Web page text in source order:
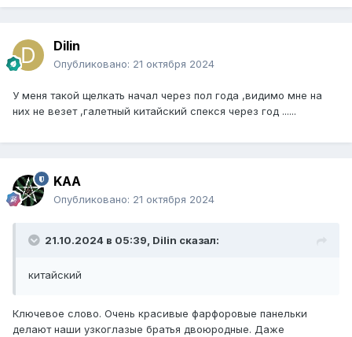
Dilin
Опубликовано: 21 октября 2024
У меня такой щелкать начал через пол года ,видимо мне на
них не везет ,галетный китайский спекся через год ......
KAA
Опубликовано: 21 октября 2024
21.10.2024 в 05:39, Dilin сказал:
китайский
Ключевое слово. Очень красивые фарфоровые панельки
делают наши узкоглазые братья двоюродные. Даже